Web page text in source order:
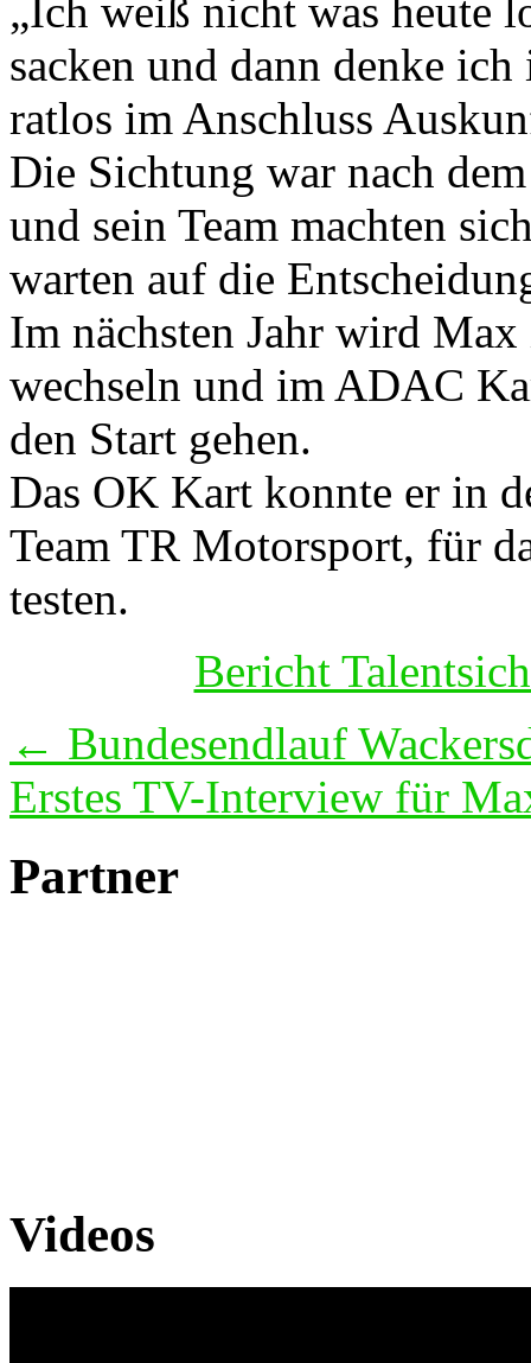
„Ich weiß nicht was heute
sacken und dann denke
ratlos im Anschluss
Die Sichtung war nach
und sein Team machten
warten auf die
Im nächsten Jahr wird
wechseln und im ADAC
den Start gehen.
Das OK Kart konnte er in
Team TR Motorsport, für
testen.
Bericht
Beitragsnavigation
← Bundesendlauf
Erstes TV-Interview für
Partner
Videos